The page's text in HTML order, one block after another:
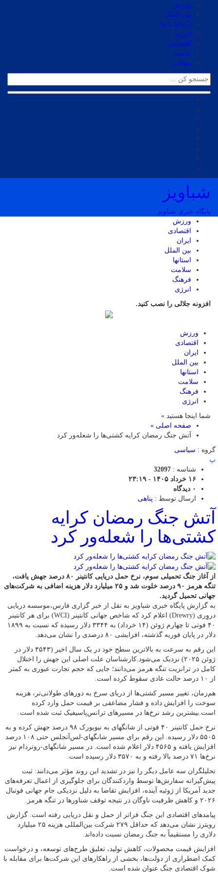
ورزش
بین الملل
ارتباط با ما
انرژی
اقتصادی
جامعه
مقالات
شباویز
پایگاه خبری شباویز
ورزش
اقتصادی
ایران
بین الملل
استانها
سلامت
فرهنگ
انرژی
افزونه جلالی را نصب کنید.
ورزش
اقتصادی
ایران
بین الملل
استانها
سلامت
فرهنگ
انرژی
شما اینجا هستید »
صفحه اصلی »
آتش جنگ رمضان کرایه کشتی‌ها را شعله‌ور کرد
گروه : سیاسی
پ
شناسه : 32097
۱۶ خرداد ۱۴۰۵ - ۲۳:۱۹
۰ دیدگاه
ارسال توسط : پناهی
آتش جنگ رمضان کرایه
کشتی‌ها را شعله‌ور کرد
از آغاز جنگ تحمیلی سوم، نرخ حمل دریایی کانتینر ۸۰ درصد جهش یافت،
تنگه هرمز ۹۰ درصد خلوت شد و ۲۵ میلیارد دلار هزینه اضافی به شرکت‌های
جهانی تحمیل گردید.
به گزارش پایگاه خبری شباویز به نقل از خبر گزاری فارس،موسسه دریایی
دروِری (Drewry) اعلام کرد که شاخص جهانی کانتینر (WCI) برای هر کانتینر
۴۰ فوتی تا چهارم ژوئن (۱۴ خرداد) به ۳۳۴۴ دلار رسیده که نسبت به ۱۸۹۹
دلار در پایان فوریه گذشته، افزایشی ۸۰ درصدی را نشان می‌دهد.
این رقم به سرعت به بالاترین سطح خود در یک سال اخیر (۳۵۴۳ دلار در
ژوئن ۲۰۲۵) نزدیک می‌شود.کارشناسان علت اصلی این جهش را اختلال
کامل در ترانزیت تنگه هرمز می‌دانند؛ جایی که حجم تجارت عبوری به کمتر
از ۱۰ درصد حالت عادی سقوط کرده است.
هم‌زمان، تغییر مسیر کشتی‌ها از دریای سرخ به دورهای طولانی‌تر، هزینه
سوخت را افزایش داده و فشار مضاعفی بر قیمت حمل وارد کرده
است.بیشترین رشد نرخ‌ها در مسیرهای ترانس‌پاسیفیک ثبت شده است.
نرخ حمل کانتینر ۴۰ فوتی از شانگهای به نیویورک ۹۸ درصد جهش کرده و به
۵۵۰۵ دلار رسیده. این رقم برای مسیر شانگهای-لس‌آنجلس حتی ۱۰۸ درصد
افزایش یافته و ۴۵۶۵ دلار اعلام شده است. در مسیر شانگهای-روتردام نیز
نرخ‌ها ۷۱ درصد بالا رفته و به ۳۵۷۰ دلار رسیده است.
تحلیلگران سه عامل دیگر را نیز در تشدید این روند مؤثر می‌دانند: ثبت
پیش‌گیرانه سفارش‌ها توسط واردکنندگان برای جلوگیری از اعمال تعرفه‌های
جدید آمریکا از ژوئیه آینده، افزایش تقاضا به دلیل نزدیکی جام جهانی فوتبال
۲۰۲۶ و کاهش ظرفیت ناوگان در نتیجه توقف شناورها در تنگه هرمز.
پیامدهای اقتصادی این جنگ فراتر از حمل و نقل دریایی رفته است. گزارش
رویترز نشان می‌دهد که حداقل ۲۷۹ شرکت بین‌المللی هزینه ۲۵ میلیارد
دلاری را مستقیماً به جنگ رمضان نسبت داده‌اند.
افزایش قیمت محصولات، کاهش تولید، تعلیق طرح‌های توسعه، و درخواست
کمک اضطراری از دولت‌ها، بخشی از راهکارهای این شرکت‌ها برای مقابله با
شوک اقتصادی جنگ عنوان شده است.